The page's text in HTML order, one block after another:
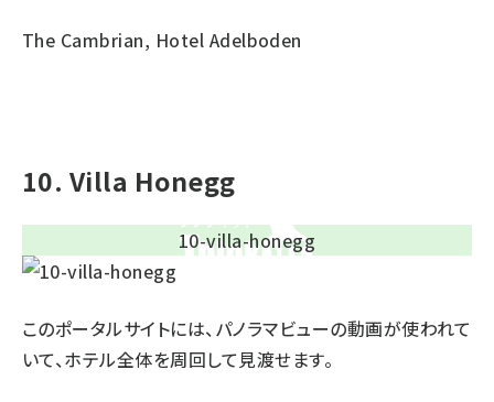
The Cambrian, Hotel Adelboden
10. Villa Honegg
このポータルサイトには、パノラマビューの動画が使われて
いて、ホテル全体を周回して見渡せます。